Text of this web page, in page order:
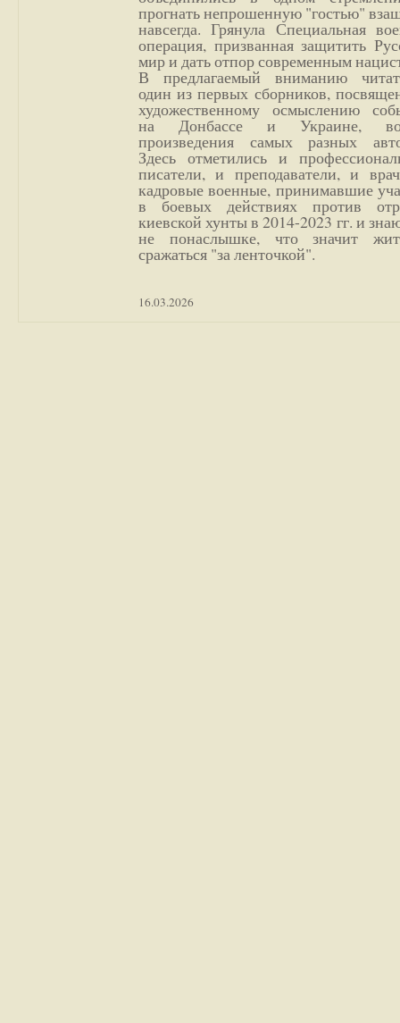
прогнать непрошенную "гостью"
навсегда. Грянула Специальная
операция, призванная защитить
мир и дать отпор современным
В предлагаемый вниманию
один из первых сборников,
художественному осмыслению
на Донбассе и Украине,
произведения самых разных
Здесь отметились и
писатели, и преподаватели, и
кадровые военные, принимавшие
в боевых действиях против
киевской хунты в 2014-2023 гг. и
не понаслышке, что значит
сражаться "за ленточкой".
16.03.2026